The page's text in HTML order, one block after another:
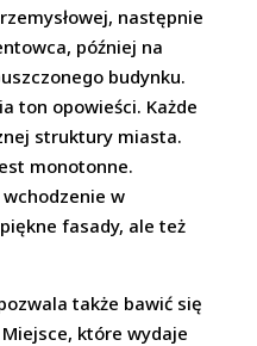
następnie
później na
budynku.
ton opowieści. Każde
struktury miasta.
monotonne.
wchodzenie w
fasady, ale też
także bawić się
które wydaje